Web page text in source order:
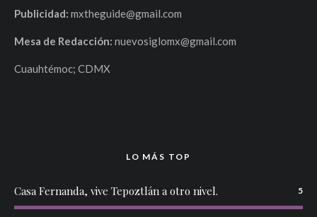
Publicidad: mxtheguide@gmail.com
Mesa de Redacción: nuevosiglomx@gmail.com
Cuauhtémoc; CDMX
LO MÁS TOP
Casa Fernanda, vive Tepoztlán a otro nivel. 5